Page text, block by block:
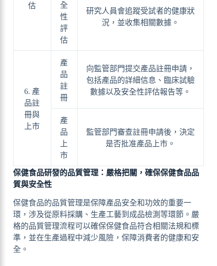
估
全
性
評
估
研究人員會追蹤受試者的健康狀
況，並收集相關數據。
6. 產
品註
冊與
上市
產
品
註
冊
向監管部門提交產品註冊申請，
包括產品的詳細信息、臨床試驗
數據以及安全性評估報告等。
產
品
上
市
監管部門審查註冊申請後，決定
是否批准產品上市。
保健食品研發的品質管理：嚴格把關，確保保健食品品
質與安全性
保健食品的品質管理是保障產品安全和功效的重要一
環，涉及從原料採購、生產工藝到成品檢測等環節。嚴
格的品質管理流程可以確保保健食品符合相關法規和標
準，並在生產過程中減少風險，保障消費者的健康和安
全。